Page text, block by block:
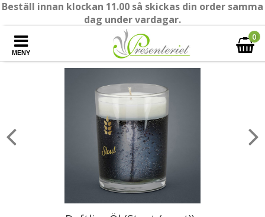
Beställ innan klockan 11.00 så skickas din order samma
dag under vardagar.
MENY
0